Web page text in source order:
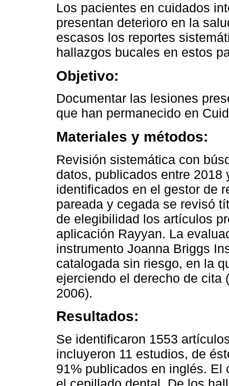
Los pacientes en cuidados
presentan deterioro en la
escasos los reportes
hallazgos bucales en estos
Objetivo:
Documentar las lesiones
que han permanecido en
Materiales y métodos:
Revisión sistemática con
datos, publicados entre
identificados en el gestor de
pareada y cegada se revisó
de elegibilidad los artículos
aplicación Rayyan. La
instrumento Joanna Briggs
catalogada sin riesgo, en la
ejerciendo el derecho de cita
2006).
Resultados:
Se identificaron 1553
incluyeron 11 estudios, de
91% publicados en inglés. El